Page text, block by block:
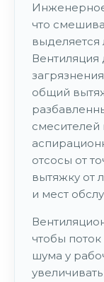
что
выделяется
общий
отсосы от
вытяжку от
и мест
чтобы
шума у